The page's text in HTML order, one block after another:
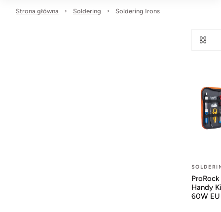
Strona główna Soldering Soldering Irons
Handy
60W EU